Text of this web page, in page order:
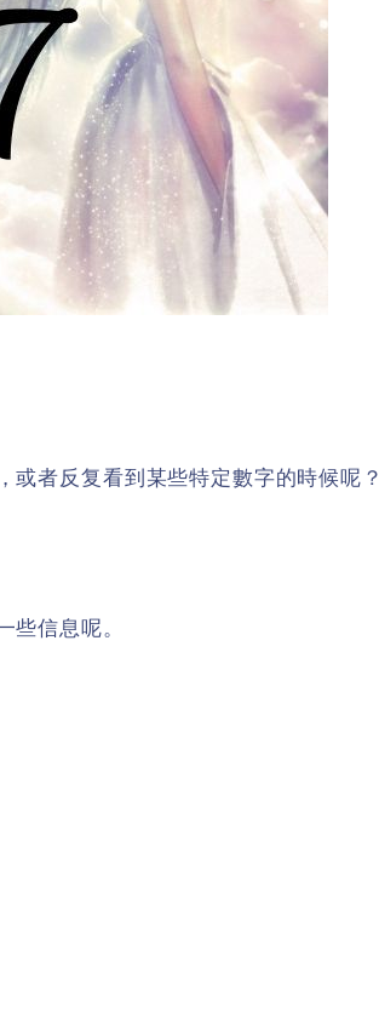
或者反复看到某些特定數字的時候呢？
些信息呢。